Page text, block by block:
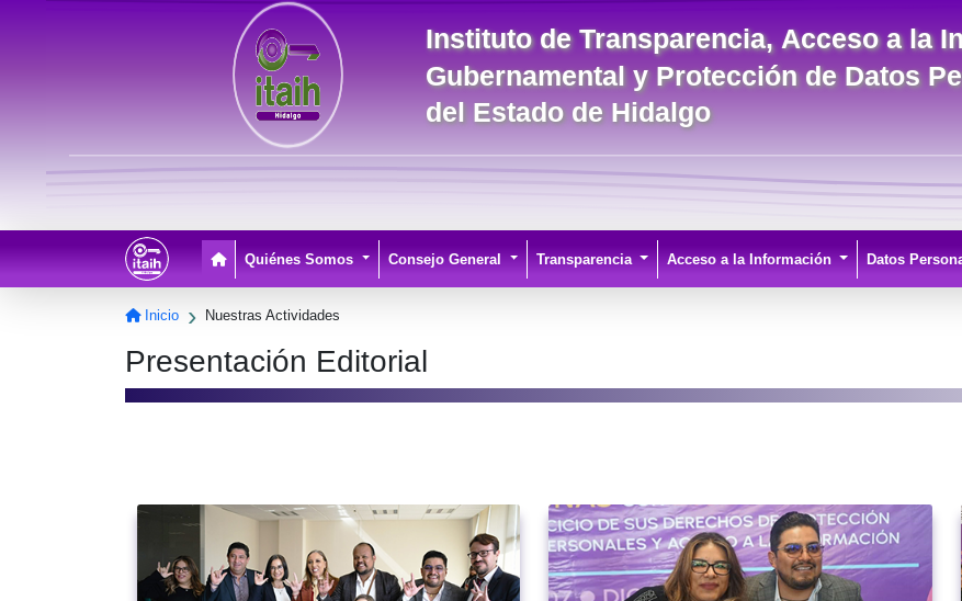
Instituto de Transparencia, Acceso a la
Gubernamental y Protección de Datos
del Estado de Hidalgo
Pagina Principal
Quiénes Somos Consejo General Transparencia Acceso a la Información Datos
Inicio Nuestras Actividades
Presentación Editorial